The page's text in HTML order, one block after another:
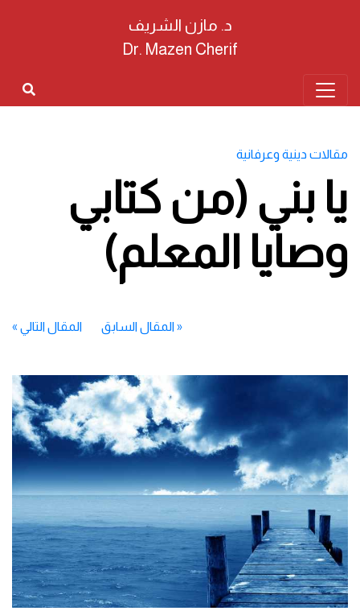
د. مازن الشريف
Dr. Mazen Cherif
مقالات دينية وعرفانية
يا بني (من كتابي
وصايا المعلم)
«المقال السابق المقال التالي »